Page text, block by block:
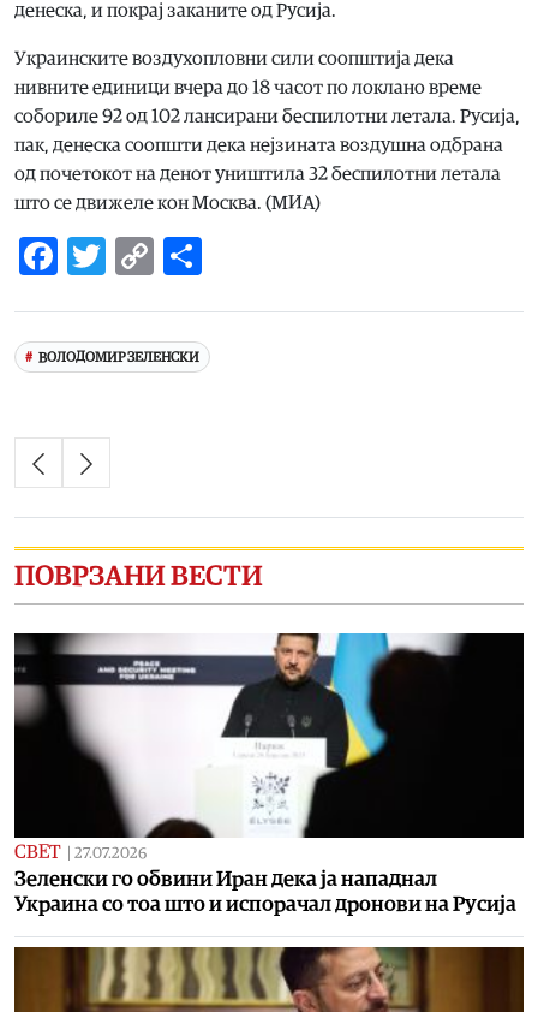
денеска, и покрај заканите од Русија.
Украинските воздухопловни сили соопштија дека
нивните единици вчера до 18 часот по локлано време
собориле 92 од 102 лансирани беспилотни летала. Русија,
пак, денеска соопшти дека нејзината воздушна одбрана
од почетокот на денот уништила 32 беспилотни летала
што се движеле кон Москва. (МИА)
Facebook
Twitter
Copy
ВОЛОДОМИР ЗЕЛЕНСКИ
ПОВРЗАНИ ВЕСТИ
СВЕТ 27.07.2026
Зеленски го обвини Иран дека ја нападнал
Украина со тоа што и испорачал дронови на Русија